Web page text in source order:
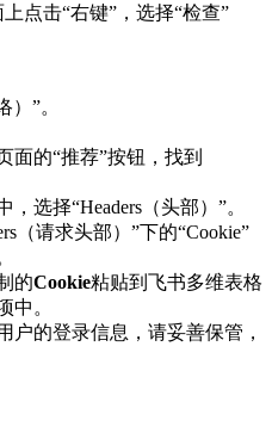
上点击“右键”，选择“检查”
）”。
面的“推荐”按钮，找到
选择“Headers（头部）”。
（请求头部）”下的“Cookie”
的Cookie粘贴到飞书多维表格
中。
户的登录信息，请妥善保管，